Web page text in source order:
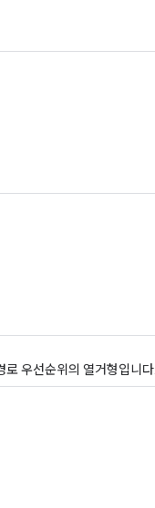
우선순위의 열거형입니다.